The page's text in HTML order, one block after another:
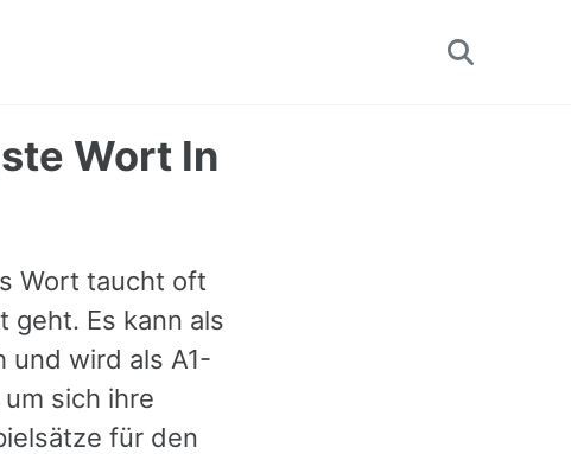
Toggle
Wort In
Wort taucht oft
geht. Es kann als
und wird als A1-
sich ihre
für den